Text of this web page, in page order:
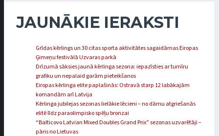
JAUNĀKIE IERAKSTI
Grīdas kērlings un 30 citas sporta aktivitātes sagaidāmas Eiropas
Ģimeņu festivālā Uzvaras parkā
Drīzumā sāksies jaunā kērlinga sezona: iepazīsties ar turnīru
grafiku un nepalaid garām pieteikšanos
Eiropas kērlinga elite paplašinās: Ostravā starp 12 labākajām
komandām arī Latvija
Kērlinga jubilejas sezonas lielākie lēcieni – no dāmu atgriešanās
elitē līdz paraolimpisko spēļu bronzai
“Balticovo Latvian Mixed Doubles Grand Prix” sezonas uzvarētāji –
pāris no Lietuvas